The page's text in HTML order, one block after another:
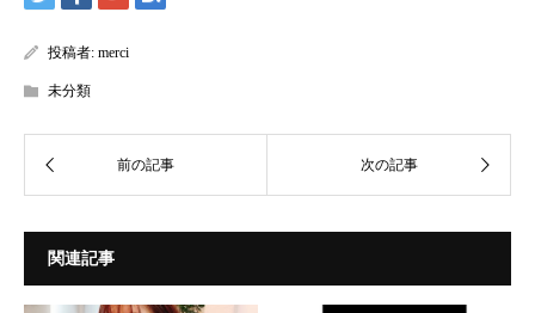
投稿者: merci
未分類
関連記事